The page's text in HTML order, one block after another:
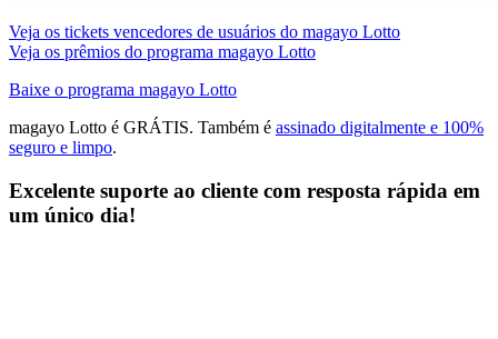
Veja os tickets vencedores de usuários do magayo Lotto
Veja os prêmios do programa magayo Lotto
Baixe o programa magayo Lotto
magayo Lotto é GRÁTIS. Também é assinado digitalmente e 100%
seguro e limpo.
Excelente suporte ao cliente com resposta rápida em
um único dia!